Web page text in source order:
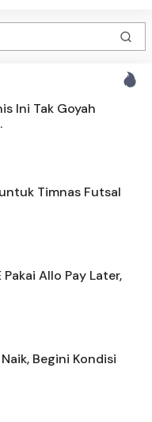
Ini Tak Goyah
Timnas Futsal
Pakai Allo Pay Later,
Begini Kondisi